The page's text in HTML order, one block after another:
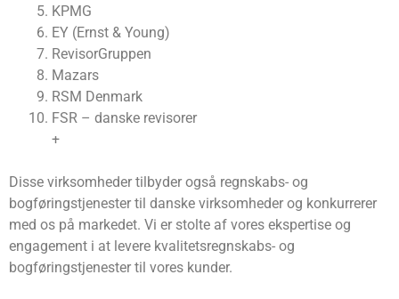
KPMG
EY (Ernst & Young)
RevisorGruppen
Mazars
RSM Denmark
FSR – danske revisorer
+
Disse virksomheder tilbyder også regnskabs- og
bogføringstjenester til danske virksomheder og konkurrerer
med os på markedet. Vi er stolte af vores ekspertise og
engagement i at levere kvalitetsregnskabs- og
bogføringstjenester til vores kunder.